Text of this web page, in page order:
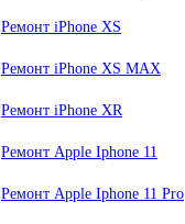
Ремонт iPhone XS
Ремонт iPhone XS MAX
Ремонт iPhone XR
Ремонт Apple Iphone 11
Ремонт Apple Iphone 11 Pro